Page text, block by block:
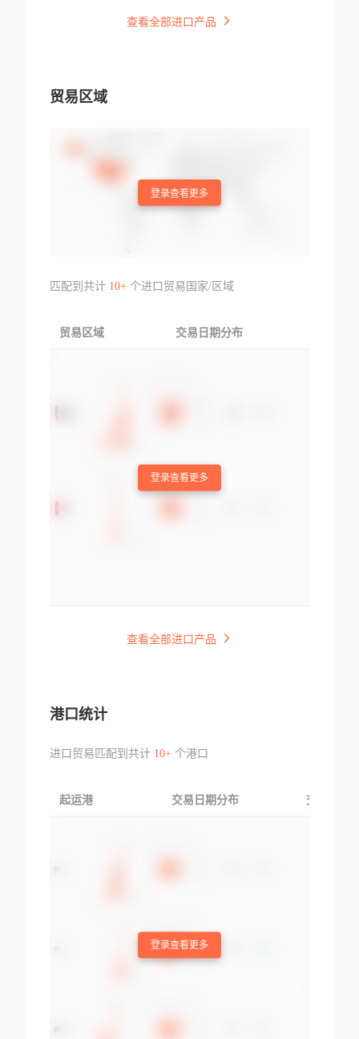
查看全部进口产品
贸易区域
登录查看更多
匹配到共计 10+个进口贸易国家/区域
贸易区域 交易日期分布
登录查看更多
查看全部进口产品
港口统计
进口贸易匹配到共计 10+个港口
起运港 交易日期分布 交易产品
登录查看更多